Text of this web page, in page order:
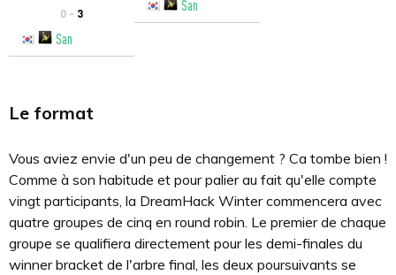
0 - 3
San
San
Le format
Vous aviez envie d'un peu de changement ? Ca tombe bien !
Comme à son habitude et pour palier au fait qu'elle compte
vingt participants, la DreamHack Winter commencera avec
quatre groupes de cinq en round robin. Le premier de chaque
groupe se qualifiera directement pour les demi-finales du
winner bracket de l'arbre final, les deux poursuivants se